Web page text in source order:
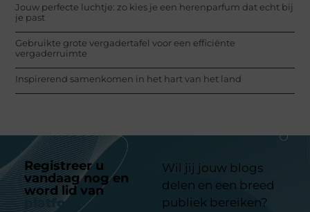
Jouw perfecte luchtje: zo kies je een herenparfum dat echt bij
je past
Gebruikte grote vergadertafel voor een efficiënte
vergaderruimte
Inspirerend samenkomen in het hart van het land
Registreer u
vandaag nog en
word lid van
platform
Wil jij jouw blogs
delen en een breed
publiek bereiken?